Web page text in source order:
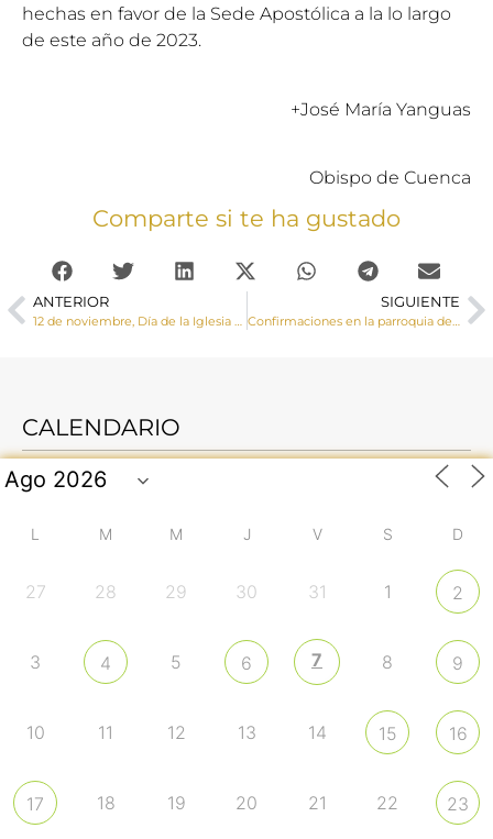
hechas en favor de la Sede Apostólica a la lo largo
de este año de 2023.
+José María Yanguas
Obispo de Cuenca
Comparte si te ha gustado
ANTERIOR
12 de noviembre, Día de la Iglesia diocesana: “Orgullosos de nuestra fe”
SIGUIENTE
Confirmaciones en la parroquia del Cristo del Amparo de Cuenca
CALENDARIO
L M M J V S D
27 28 29 30 31 1 2
3 4 5 6 7 8 9
10 11 12 13 14 15 16
17 18 19 20 21 22 23